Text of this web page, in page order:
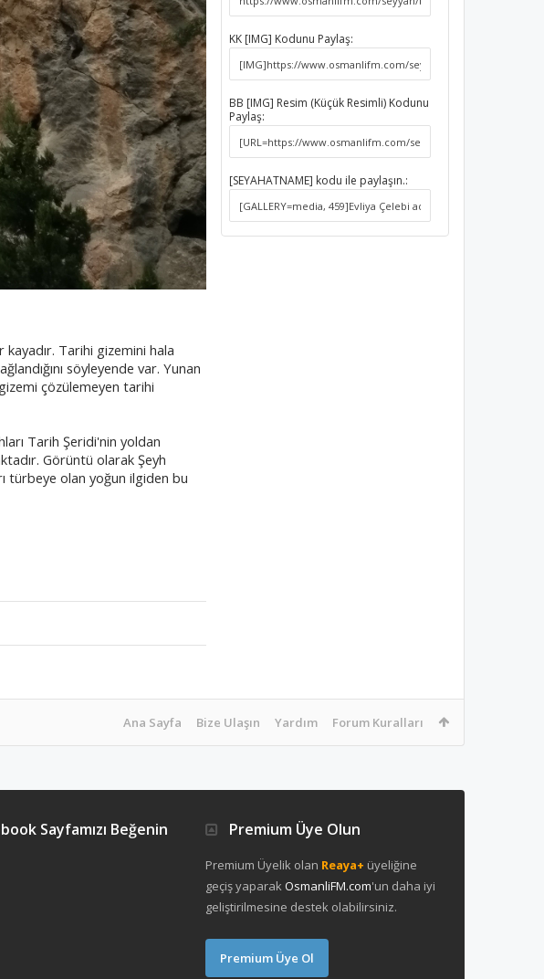
Tarihi gizemini hala
söyleyende var. Yunan
çözülemeyen tarihi
Tarih Şeridi'nin yoldan
Görüntü olarak Şeyh
türbeye olan yoğun ilgiden bu
KK [IMG] Kodunu Paylaş:
BB [IMG] Resim (Küçük Resimli) Kodunu
Paylaş:
[SEYAHATNAME] kodu ile paylaşın.:
Ana Sayfa Bize Ulaşın Yardım Forum Kuralları
Sayfamızı Beğenin Premium Üye Olun
Premium Üyelik olan Reaya+ üyeliğine
geçiş yaparak OsmanliFM.com'un daha iyi
geliştirilmesine destek olabilirsiniz.
Premium Üye Ol